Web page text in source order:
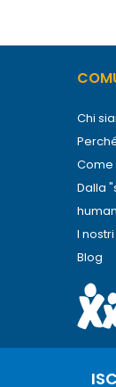
Chi
Come
Dalla
I
Blog